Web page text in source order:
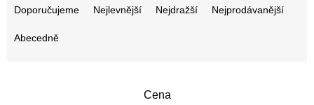
Doporučujeme Nejlevnější Nejdražší Nejprodávanější
Abecedně
Cena